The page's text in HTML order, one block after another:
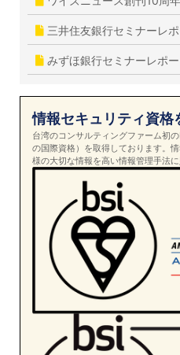
三井住友銀行セミナーレ
みずほ銀行セミナーレポ
情報セキュリティ資格
台湾のコンサルティングファーム初
の国際資格）を取得しております。
様の大切な情報を高い情報管理手法に